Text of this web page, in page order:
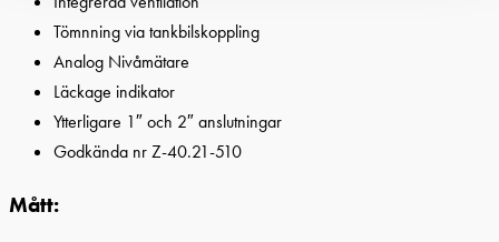
Tömnning via tankbilskoppling
Analog Nivåmätare
Läckage indikator
Ytterligare 1″ och 2″ anslutningar
Godkända nr Z-40.21-510
Mått: